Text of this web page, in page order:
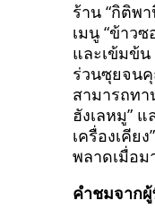
ร้าน “กิติพ
เมนู “ข้าว
และเข้มข้น
ร่วนซุยจน
สามารถทา
ฮังเลหมู”
เครื่องเคีย
พลาดเมื่อม
คำชมจาก